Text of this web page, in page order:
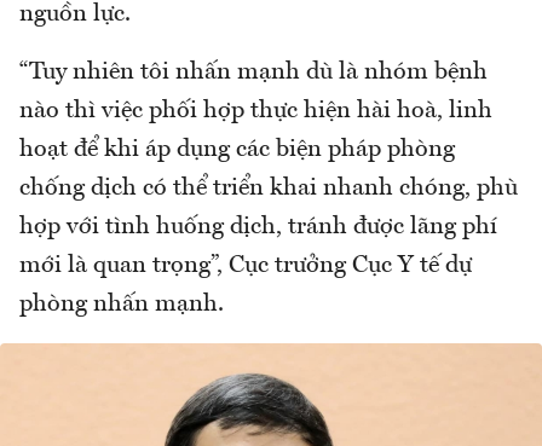
nguồn lực.
“Tuy nhiên tôi nhấn mạnh dù là nhóm bệnh
nào thì việc phối hợp thực hiện hài hoà, linh
hoạt để khi áp dụng các biện pháp phòng
chống dịch có thể triển khai nhanh chóng, phù
hợp với tình huống dịch, tránh được lãng phí
mới là quan trọng”, Cục trưởng Cục Y tế dự
phòng nhấn mạnh.